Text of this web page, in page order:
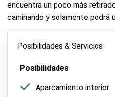
encuentra un poco más
caminando y solamente podrá
Posibilidades & Servicios
Posibilidades
Aparcamiento interior